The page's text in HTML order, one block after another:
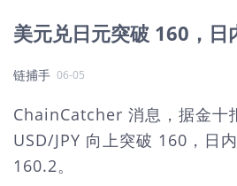
美元兑日元突破 160，日
链捕手 06-05
ChainCatcher 消息，据金十
USD/JPY 向上突破 160，日
160.2。